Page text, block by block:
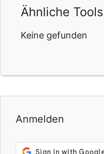
Ähnliche Tools
Keine gefunden
Anmelden